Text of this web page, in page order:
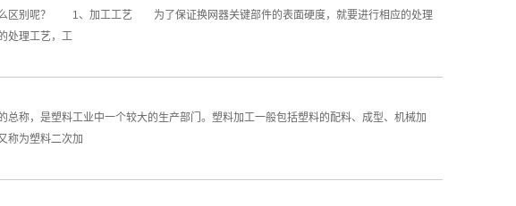
区别呢？ 1、加工工艺 为了保证换网器关键部件的表面硬度，就要进行相应的处理
处理工艺，工
，是塑料工业中一个较大的生产部门。塑料加工一般包括塑料的配料、成型、机械加
称为塑料二次加